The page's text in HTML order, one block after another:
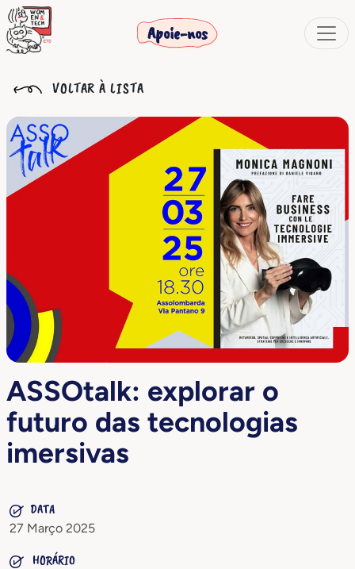
Apoie-nos
VOLTAR À LISTA
ASSOtalk: explorar o
futuro das tecnologias
imersivas
DATA
27 Março 2025
HORÁRIO